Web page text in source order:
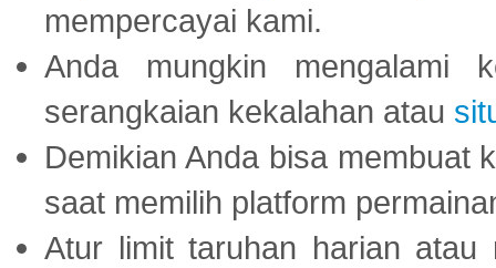
mempercayai kami.
Anda mungkin mengalami
serangkaian kekalahan atau
Demikian Anda bisa membuat
saat memilih platform
Atur limit taruhan harian atau